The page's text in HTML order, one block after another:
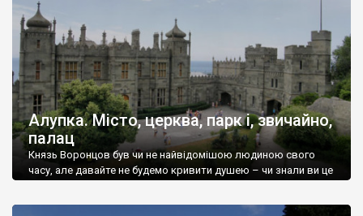
Алупка. Місто, церква, парк і, звичайно,
палац
Князь Воронцов був чи не найвідомішою людиною свого
часу, але давайте не будемо кривити душею – чи знали ви це